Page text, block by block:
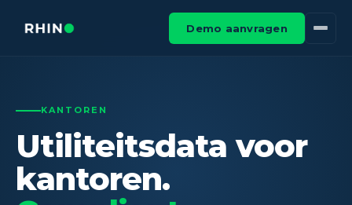
Demo aanvragen
KANTOREN
Utiliteitsdata voor
kantoren.